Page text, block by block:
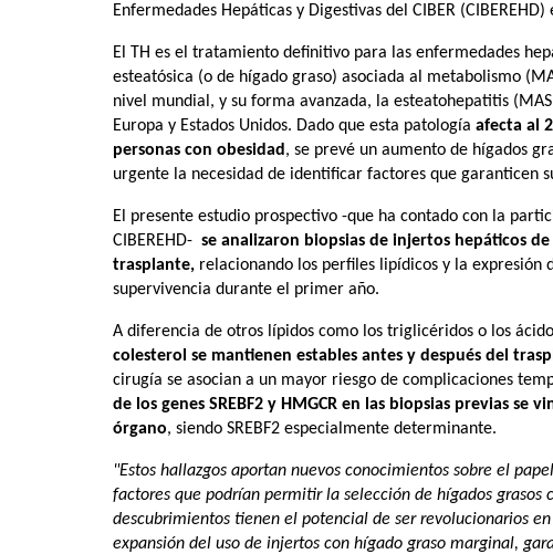
Enfermedades Hepáticas y Digestivas del CIBER (CIBEREHD)
El TH es el tratamiento definitivo para las enfermedades
esteatósica (o de hígado graso) asociada al metabolismo
nivel mundial, y su forma avanzada, la esteatohepatitis
Europa y Estados Unidos. Dado que esta patología afecta al
personas con obesidad , se prevé un aumento de hígados
urgente la necesidad de identificar factores que garanticen
El presente estudio prospectivo -que ha contado con la
CIBEREHD- se analizaron biopsias de injertos hepáticos
trasplante, relacionando los perfiles lipídicos y la expresión
supervivencia durante el primer año.
A diferencia de otros lípidos como los triglicéridos o los
colesterol se mantienen estables antes y después del
cirugía se asocian a un mayor riesgo de complicaciones
de los genes SREBF2 y HMGCR en las biopsias previas
órgano, siendo SREBF2 especialmente determinante.
"Estos hallazgos aportan nuevos conocimientos sobre el
factores que podrían permitir la selección de hígados grasos
descubrimientos tienen el potencial de ser revolucionarios
expansión del uso de injertos con hígado graso marginal,